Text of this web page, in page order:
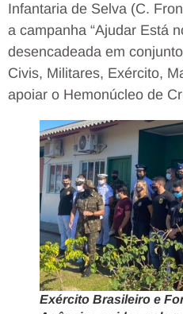
Infantaria de Selva (C.
a campanha “Ajudar Está
desencadeada em
Civis, Militares, Exército,
apoiar o Hemonúcleo de
Exército Brasileiro e